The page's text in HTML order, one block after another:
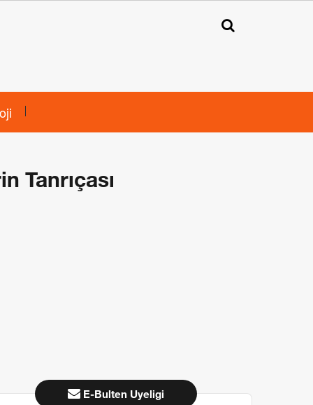
Tanrıçası
E-Bulten Uyeligi